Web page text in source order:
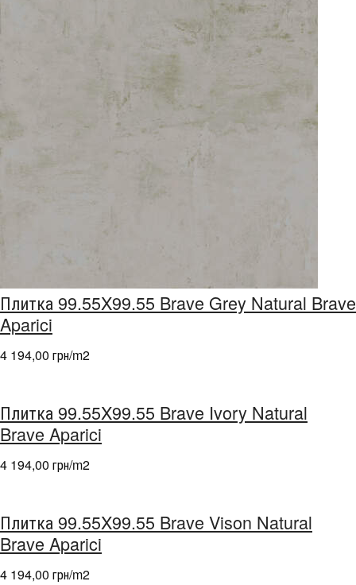
Плитка 99.55X99.55 Brave Grey Natural Brave
Aparici
4 194,00 грн/m2
Плитка 99.55X99.55 Brave Ivory Natural
Brave Aparici
4 194,00 грн/m2
Плитка 99.55X99.55 Brave Vison Natural
Brave Aparici
4 194,00 грн/m2